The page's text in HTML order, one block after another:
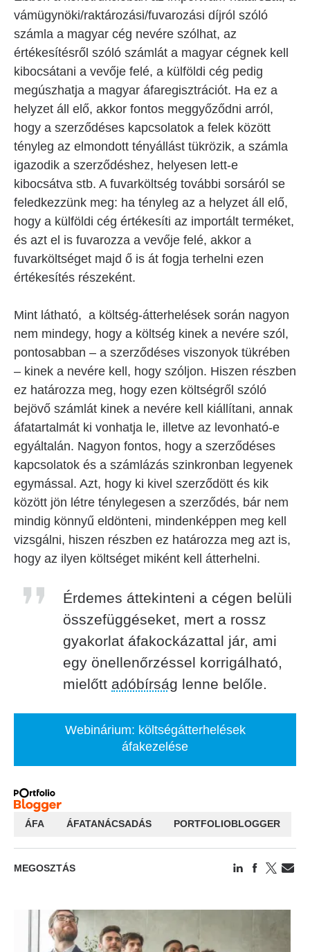
vámügynöki/raktározási/fuvarozási díjról szóló
számla a magyar cég nevére szólhat, az
értékesítésről szóló számlát a magyar cégnek kell
kibocsátani a vevője felé, a külföldi cég pedig
megúszhatja a magyar áfaregisztrációt. Ha ez a
helyzet áll elő, akkor fontos meggyőződni arról,
hogy a szerződéses kapcsolatok a felek között
tényleg az elmondott tényállást tükrözik, a számla
igazodik a szerződéshez, helyesen lett-e
kibocsátva stb. A fuvarköltség további sorsáról se
feledkezzünk meg: ha tényleg az a helyzet áll elő,
hogy a külföldi cég értékesíti az importált terméket,
és azt el is fuvarozza a vevője felé, akkor a
fuvarköltséget majd ő is át fogja terhelni ezen
értékesítés részeként.
Mint látható, a költség-átterhelések során nagyon
nem mindegy, hogy a költség kinek a nevére szól,
pontosabban – a szerződéses viszonyok tükrében
– kinek a nevére kell, hogy szóljon. Hiszen részben
ez határozza meg, hogy ezen költségről szóló
bejövő számlát kinek a nevére kell kiállítani, annak
áfatartalmát ki vonhatja le, illetve az levonható-e
egyáltalán. Nagyon fontos, hogy a szerződéses
kapcsolatok és a számlázás szinkronban legyenek
egymással. Azt, hogy ki kivel szerződött és kik
között jön létre ténylegesen a szerződés, bár nem
mindig könnyű eldönteni, mindenképpen meg kell
vizsgálni, hiszen részben ez határozza meg azt is,
hogy az ilyen költséget miként kell átterhelni.
Érdemes áttekinteni a cégen belüli
összefüggéseket, mert a rossz
gyakorlat áfakockázattal jár, ami
egy önellenőrzéssel korrigálható,
mielőtt adóbírság lenne belőle.
Webinárium: költségátterhelések
áfakezelése
ÁFA ÁFATANÁCSADÁS PORTFOLIOBLOGGER
MEGOSZTÁS